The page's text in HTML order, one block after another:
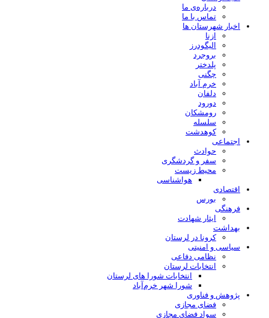
درباره‌ی ما
تماس با ما
اخبار شهرستان ها
ازنا
الیگودرز
بروجرد
پلدختر
چگنی
خرم آباد
دلفان
دورود
رومشکان
سلسله
کوهدشت
اجتماعی
حوادث
سفر و گردشگری
محیط زیست
هواشناسی
اقتصادی
بورس
فرهنگی
ایثار شهادت
بهداشت
کرونا در لرستان
سیاسی و امنیتی
نظامی دفاعی
انتخابات لرستان
انتخابات شورا های لرستان
شورا شهر خرم‌آباد
پژوهش و فناوری
فضای مجازی
سواد فضای مجازی